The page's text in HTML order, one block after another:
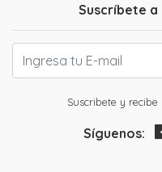
Suscríbete
Suscribete y
Síguenos: